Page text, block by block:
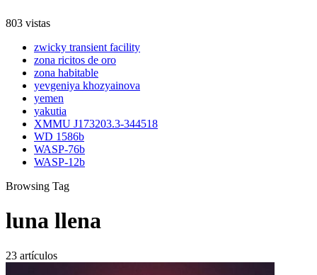
803 vistas
zwicky transient facility
zona ricitos de oro
zona habitable
yevgeniya khozyainova
yemen
yakutia
XMMU J173203.3-344518
WD 1586b
WASP-76b
WASP-12b
Browsing Tag
luna llena
23 artículos